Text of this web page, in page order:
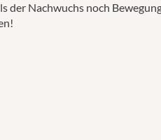
der Nachwuchs noch